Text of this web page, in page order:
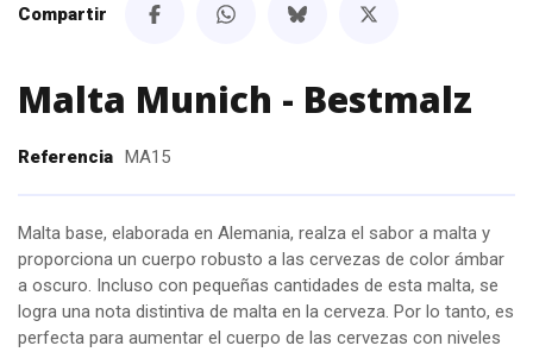
Compartir
Malta Munich - Bestmalz
Referencia MA15
Malta base, elaborada en Alemania, realza el sabor a malta y
proporciona un cuerpo robusto a las cervezas de color ámbar
a oscuro. Incluso con pequeñas cantidades de esta malta, se
logra una nota distintiva de malta en la cerveza. Por lo tanto, es
perfecta para aumentar el cuerpo de las cervezas con niveles